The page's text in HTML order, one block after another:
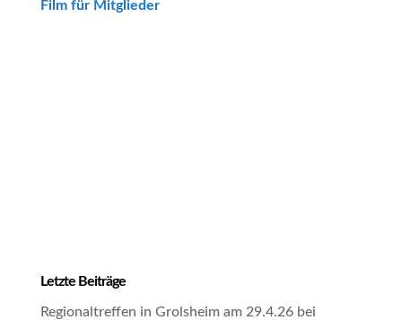
Film für Mitglieder
Letzte Beiträge
Regionaltreffen in Grolsheim am 29.4.26 bei